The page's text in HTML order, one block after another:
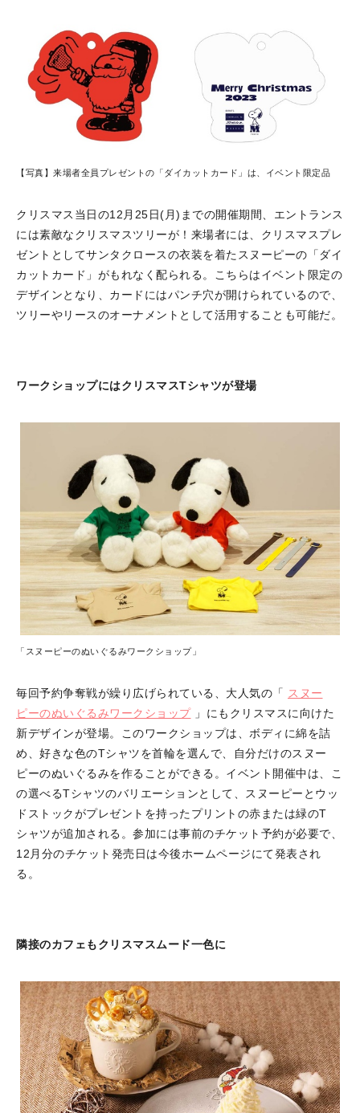
【写真】来場者全員プレゼントの「ダイカットカード」は、イベント限定品
クリスマス当日の12月25日(月)までの開催期間、エントランス
には素敵なクリスマスツリーが！来場者には、クリスマスプレ
ゼントとしてサンタクロースの衣装を着たスヌーピーの「ダイ
カットカード」がもれなく配られる。こちらはイベント限定の
デザインとなり、カードにはパンチ穴が開けられているので、
ツリーやリースのオーナメントとして活用することも可能だ。
ワークショップにはクリスマスTシャツが登場
「スヌーピーのぬいぐるみワークショップ」
毎回予約争奪戦が繰り広げられている、大人気の「 スヌー
ピーのぬいぐるみワークショップ」にもクリスマスに向けた
新デザインが登場。このワークショップは、ボディに綿を詰
め、好きな色のTシャツを首輪を選んで、自分だけのスヌー
ピーのぬいぐるみを作ることができる。イベント開催中は、こ
の選べるTシャツのバリエーションとして、スヌーピーとウッ
ドストックがプレゼントを持ったプリントの赤または緑のT
シャツが追加される。参加には事前のチケット予約が必要で、
12月分のチケット発売日は今後ホームページにて発表され
る。
隣接のカフェもクリスマスムード一色に